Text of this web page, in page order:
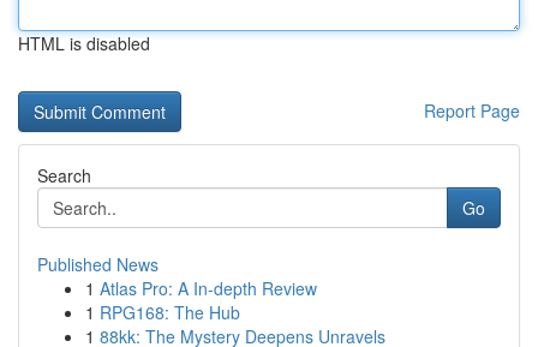
HTML is disabled
Report Page
Search
Go
Published News
1 Atlas Pro: A In-depth Review
1 RPG168: The Hub
1 88kk: The Mystery Deepens Unravels